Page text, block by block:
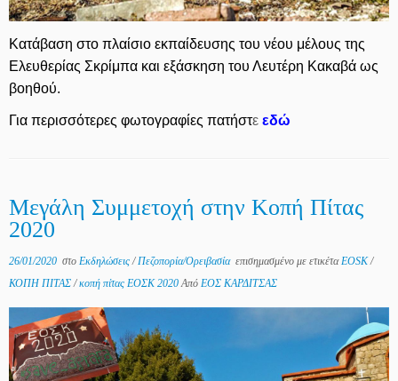
Κατάβαση στο πλαίσιο εκπαίδευσης του νέου μέλους της
Ελευθερίας Σκρίμπα και εξάσκηση του Λευτέρη Κακαβά ως
βοηθού.
Για περισσότερες φωτογραφίες πατήστε εδώ
Μεγάλη Συμμετοχή στην Κοπή Πίτας
2020
26/01/2020 στο Εκδηλώσεις/Πεζοπορία/Ορειβασία επισημασμένο με ετικέταEOSK/
ΚΟΠΗ ΠΙΤΑΣ/κοπή πίτας ΕΟΣΚ 2020Από ΕΟΣ ΚΑΡΔΙΤΣΑΣ